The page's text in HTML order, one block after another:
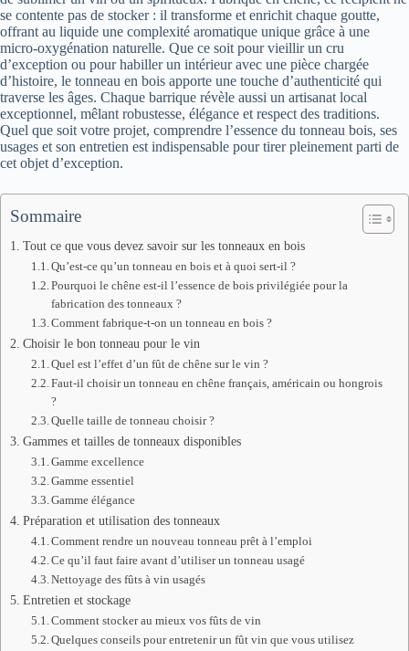
se contente pas de stocker : il transforme et enrichit chaque goutte,
offrant au liquide une complexité aromatique unique grâce à une
micro-oxygénation naturelle. Que ce soit pour vieillir un cru
d’exception ou pour habiller un intérieur avec une pièce chargée
d’histoire, le tonneau en bois apporte une touche d’authenticité qui
traverse les âges. Chaque barrique révèle aussi un artisanat local
exceptionnel, mêlant robustesse, élégance et respect des traditions.
Quel que soit votre projet, comprendre l’essence du tonneau bois, ses
usages et son entretien est indispensable pour tirer pleinement parti de
cet objet d’exception.
Sommaire
Tout ce que vous devez savoir sur les tonneaux en bois
Qu’est-ce qu’un tonneau en bois et à quoi sert-il ?
Pourquoi le chêne est-il l’essence de bois privilégiée pour la
fabrication des tonneaux ?
Comment fabrique-t-on un tonneau en bois ?
Choisir le bon tonneau pour le vin
Quel est l’effet d’un fût de chêne sur le vin ?
Faut-il choisir un tonneau en chêne français, américain ou hongrois
?
Quelle taille de tonneau choisir ?
Gammes et tailles de tonneaux disponibles
Gamme excellence
Gamme essentiel
Gamme élégance
Préparation et utilisation des tonneaux
Comment rendre un nouveau tonneau prêt à l’emploi
Ce qu’il faut faire avant d’utiliser un tonneau usagé
Nettoyage des fûts à vin usagés
Entretien et stockage
Comment stocker au mieux vos fûts de vin
Quelques conseils pour entretenir un fût vin que vous utilisez